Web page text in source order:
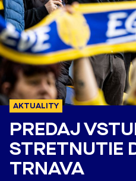
AKTUALITY
PREDAJ
STRETNUTIE
TRNAVA